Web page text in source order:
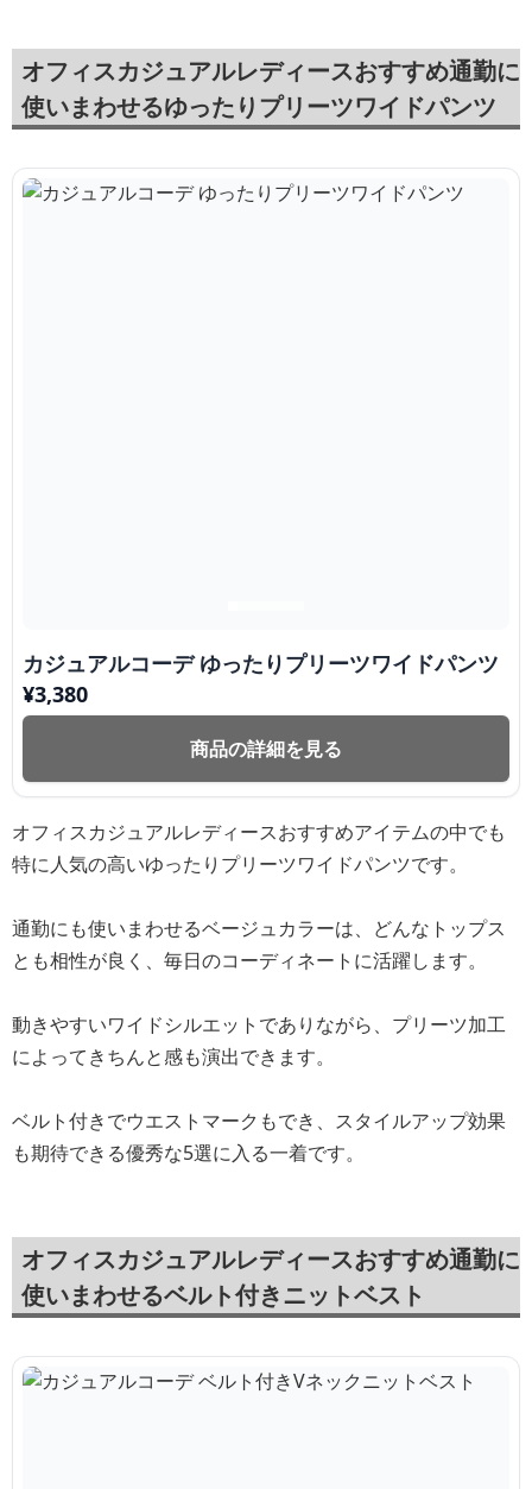
オフィスカジュアルレディースおすすめ通勤に
使いまわせるゆったりプリーツワイドパンツ
カジュアルコーデ ゆったりプリーツワイドパンツ
¥3,380
商品の詳細を見る
オフィスカジュアルレディースおすすめアイテムの中でも
特に人気の高いゆったりプリーツワイドパンツです。
通勤にも使いまわせるベージュカラーは、どんなトップス
とも相性が良く、毎日のコーディネートに活躍します。
動きやすいワイドシルエットでありながら、プリーツ加工
によってきちんと感も演出できます。
ベルト付きでウエストマークもでき、スタイルアップ効果
も期待できる優秀な5選に入る一着です。
オフィスカジュアルレディースおすすめ通勤に
使いまわせるベルト付きニットベスト